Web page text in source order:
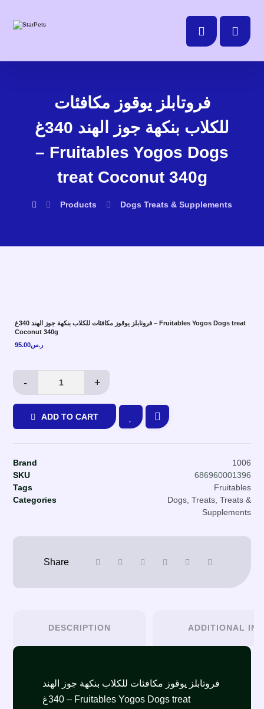
فروتابلز يوقوز مكافئات
للكلاب بنكهة جوز الهند 340غ
– Fruitables Yogos Dogs
treat Coconut 340g
Products Dogs Treats & Supplements
فروتابلز يوقوز مكافئات للكلاب بنكهة جوز الهند 340غ – Fruitables Yogos Dogs treat
Coconut 340g
ر.س95.00
- +
ADD TO CART
Brand
1006
SKU
686960001396
Tags
Fruitables
Categories
Dogs, Treats, Treats &
Supplements
DESCRIPTION ADDITIONAL
فروتابلز يوقوز مكافئات للكلاب بنكهة جوز الهند
340غ – Fruitables Yogos Dogs treat